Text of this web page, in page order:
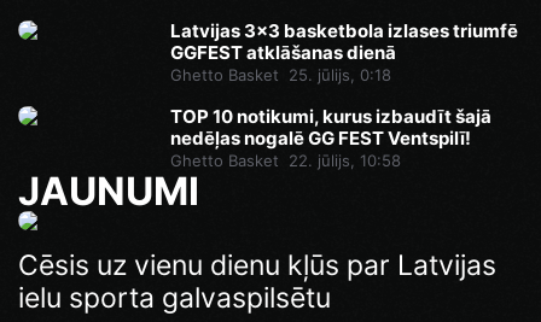
Latvijas 3x3 basketbola izlases triumfē
GGFEST atklāšanas dienā
Ghetto Basket 25. jūlijs, 0:18
TOP 10 notikumi, kurus izbaudīt šajā
nedēļas nogalē GG FEST Ventspilī!
Ghetto Basket 22. jūlijs, 10:58
JAUNUMI
Cēsis uz vienu dienu kļūs par Latvijas
ielu sporta galvaspilsētu